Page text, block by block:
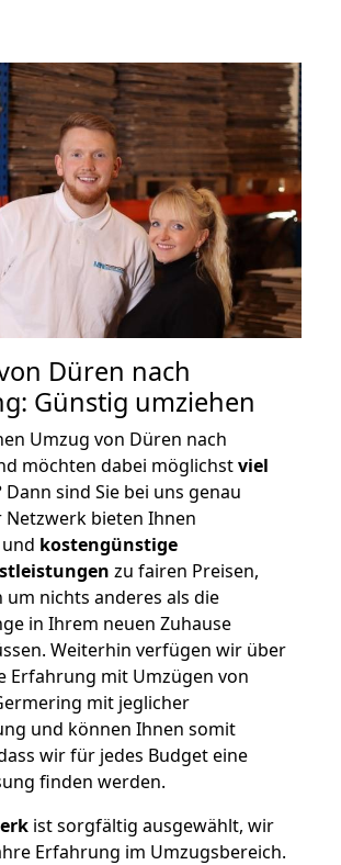
Düren nach
Günstig umziehen
Umzug von Düren nach
möchten dabei möglichstviel
Dann sind Sie bei uns genau
Netzwerk bieten Ihnen
und kostengünstige
zu fairen Preisen,
um nichts anderes als die
in Ihrem neuen Zuhause
Weiterhin verfügen wir über
Erfahrung mit Umzügen von
mit jeglicher
und können Ihnen somit
wir für jedes Budget eine
finden werden.
ist sorgfältig ausgewählt, wir
Erfahrung im Umzugsbereich.